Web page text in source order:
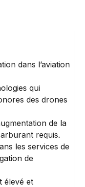
dans l’aviation
qui
des drones
de la
requis.
les services de
de
élevé et